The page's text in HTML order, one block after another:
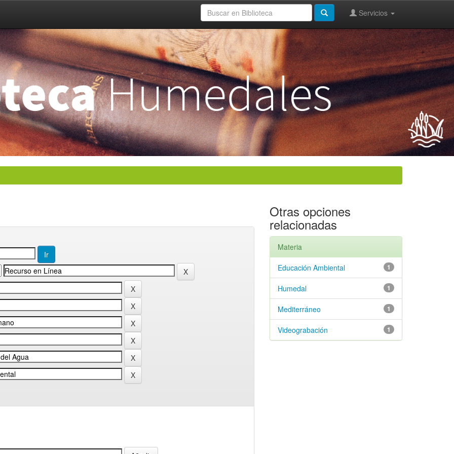
Servicios
Otras opciones
relacionadas
Materia
1
Educación Ambiental
1
Humedal
1
Mediterráneo
1
Videograbación